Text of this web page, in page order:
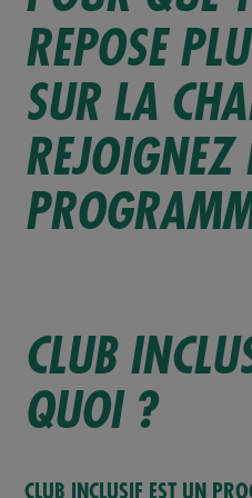
REPOSE
SUR LA
REJOIGNEZ
CLUB
QUOI ?
CLUB INCLUSIF EST UN